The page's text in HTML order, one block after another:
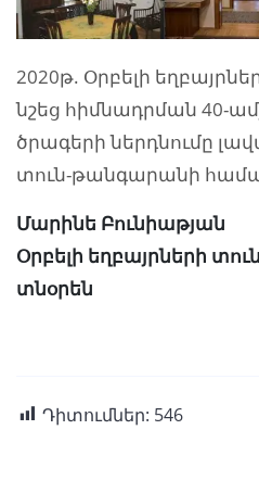
2020թ. Օրբելի
նշեց հիմնադրման 40-
ծրագերի ներդնումը
տուն-թանգարանի
Մարինե Բունիաթյան
Օրբելի եղբայրների
տնօրեն
Դիտումներ: 546